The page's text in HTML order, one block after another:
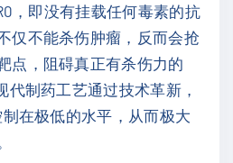
，即没有挂载任何毒素的抗
仅不能杀伤肿瘤，反而会抢
点，阻碍真正有杀伤力的
代制药工艺通过技术革新，
在极低的水平，从而极大